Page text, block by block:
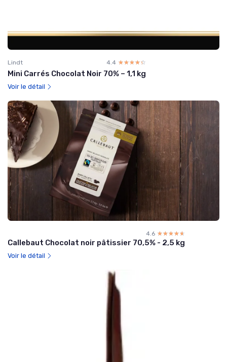
Lindt 4.4 ☆☆☆☆☆
★★★★★
Mini Carrés Chocolat Noir 70% – 1,1 kg
Voir le détail
4.6 ☆☆☆☆☆
★★★★★
Callebaut Chocolat noir pâtissier 70,5% - 2,5 kg
Voir le détail